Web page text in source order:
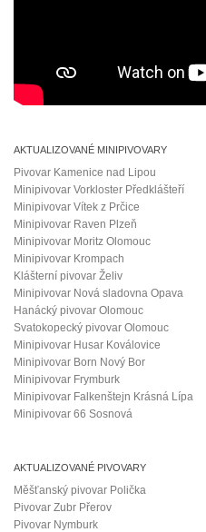
AKTUALIZOVANÉ MINIPIVOVARY
Pivovar Kamenice nad Lipou
Minipivovar Vorkloster Předklášteří
Minipivovar Vítek z Prčice
Minipivovar Raven Plzeň
Minipivovar Moritz Olomouc
Minipivovar Krompach
Klášterní pivovar Želiv
Minipivovar Nová sladovna Opava
Hanácký pivovar Olomouc
Svatokopecký pivovar Olomouc
Minipivovar Husar Koválovice
Minipivovar Born Nový Bor
Minipivovar Frymburk
Minipivovar Falkenštejn Krásná Lípa
Minipivovar 66 Sosnová
AKTUALIZOVANÉ PIVOVARY
Měšťanský pivovar Polička
Pivovar Zubr Přerov
Pivovar Nymburk